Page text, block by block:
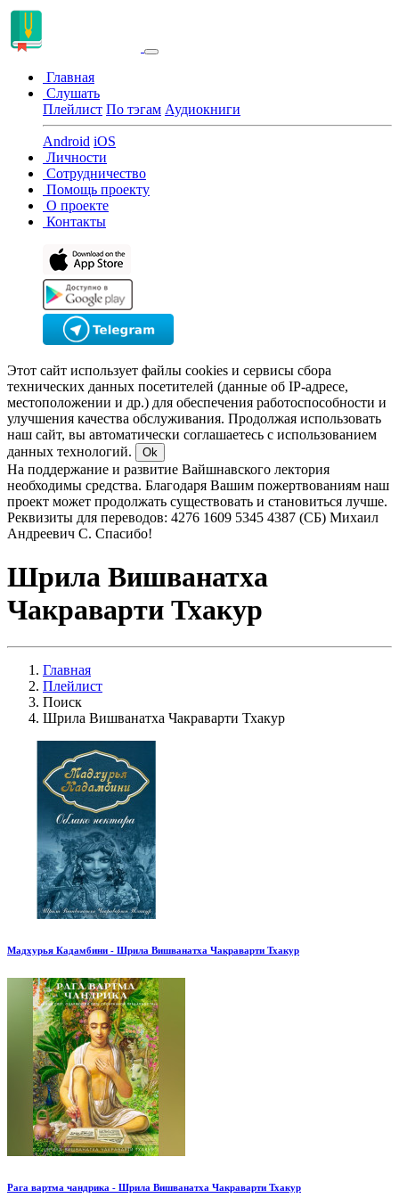
Главная
Слушать
Плейлист По тэгам Аудиокниги
Android iOS
Личности
Сотрудничество
Помощь проекту
О проекте
Контакты
Этот сайт использует файлы cookies и сервисы сбора
технических данных посетителей (данные об IP-адресе,
местоположении и др.) для обеспечения работоспособности и
улучшения качества обслуживания. Продолжая использовать
наш сайт, вы автоматически соглашаетесь с использованием
данных технологий.
Ok
На поддержание и развитие Вайшнавского лектория
необходимы средства. Благодаря Вашим пожертвованиям наш
проект может продолжать существовать и становиться лучше.
Реквизиты для переводов: 4276 1609 5345 4387 (СБ) Михаил
Андреевич С. Спасибо!
Шрила Вишванатха
Чакраварти Тхакур
Главная
Плейлист
Поиск
Шрила Вишванатха Чакраварти Тхакур
Мадхурья Кадамбини - Шрила Вишванатха Чакраварти Тхакур
Рага вартма чандрика - Шрила Вишванатха Чакраварти Тхакур